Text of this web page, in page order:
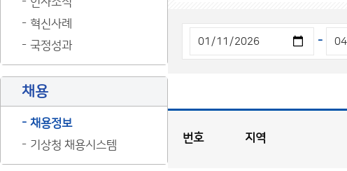
혁신사례
국정성과
채용
채용정보
기상청 채용시스템
-
번호 지역